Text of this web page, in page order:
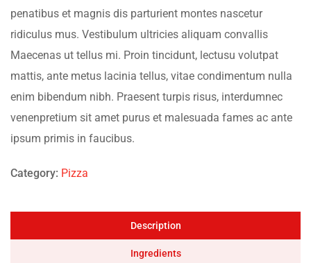
penatibus et magnis dis parturient montes nascetur
ridiculus mus. Vestibulum ultricies aliquam convallis
Maecenas ut tellus mi. Proin tincidunt, lectusu volutpat
mattis, ante metus lacinia tellus, vitae condimentum nulla
enim bibendum nibh. Praesent turpis risus, interdumnec
venenpretium sit amet purus et malesuada fames ac ante
ipsum primis in faucibus.
Category: Pizza
Description
Ingredients